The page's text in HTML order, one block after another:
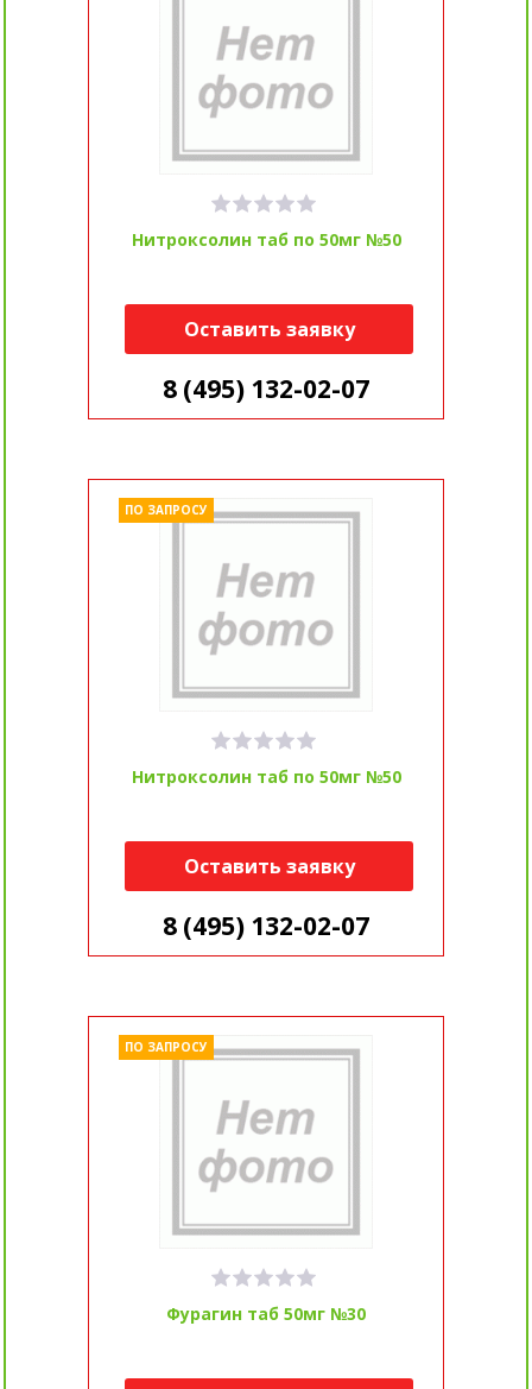
Нитроксолин таб по 50мг №50
Оставить заявку
8 (495) 132-02-07
Нитроксолин таб по 50мг №50
ПО ЗАПРОСУ
Оставить заявку
8 (495) 132-02-07
Фурагин таб 50мг №30
ПО ЗАПРОСУ